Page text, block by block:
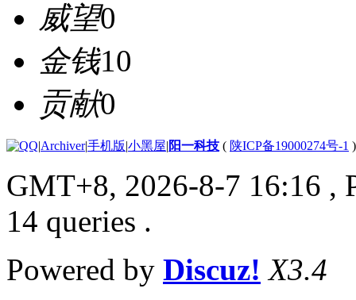
威望0
金钱10
贡献0
|Archiver|手机版|小黑屋| 阳一科技 ( 陕ICP备19000274号-1 )
GMT+8, 2026-8-7 16:16 ,
14 queries .
Powered by Discuz! X3.4